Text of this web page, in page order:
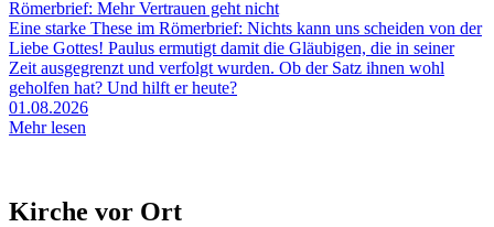
Römerbrief: Mehr Vertrauen geht nicht
Eine starke These im Römerbrief: Nichts kann uns scheiden von der
Liebe Gottes! Paulus ermutigt damit die Gläubigen, die in seiner
Zeit ausgegrenzt und verfolgt wurden. Ob der Satz ihnen wohl
geholfen hat? Und hilft er heute?
01.08.2026
Mehr lesen
Kirche vor Ort